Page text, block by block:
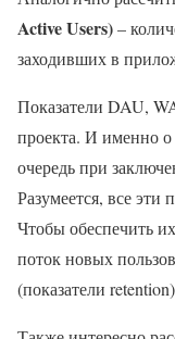
Active Users)–
заходивших в
Показатели DAU,
проекта. И именно
очередь при
Разумеется, все эти
Чтобы обеспечить
поток новых
(показатели